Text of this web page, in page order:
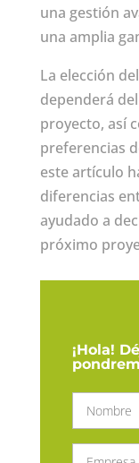
una gestión
una amplia
La elección
dependerá
proyecto, así
preferencias
este artículo
diferencias
ayudado a
próximo
¡Hola!